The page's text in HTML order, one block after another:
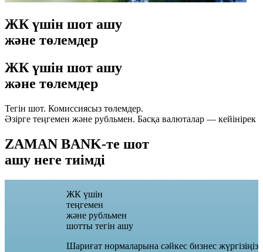
ЖК үшін шот ашу
және төлемдер
ЖК үшін шот ашу
және төлемдер
Тегін шот. Комиссиясыз төлемдер.
Әзірге теңгемен және рубльмен. Басқа валюталар — кейінірек
ZAMAN BANK-те шот
ашу неге тиімді
ЖК үшін
теңгемен
және рубльмен
шотты тегін ашу
Шариғат нормаларына сәйкес бизнес жүргізіңіз